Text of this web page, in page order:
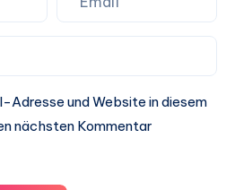
Adresse und Website in diesem
nächsten Kommentar